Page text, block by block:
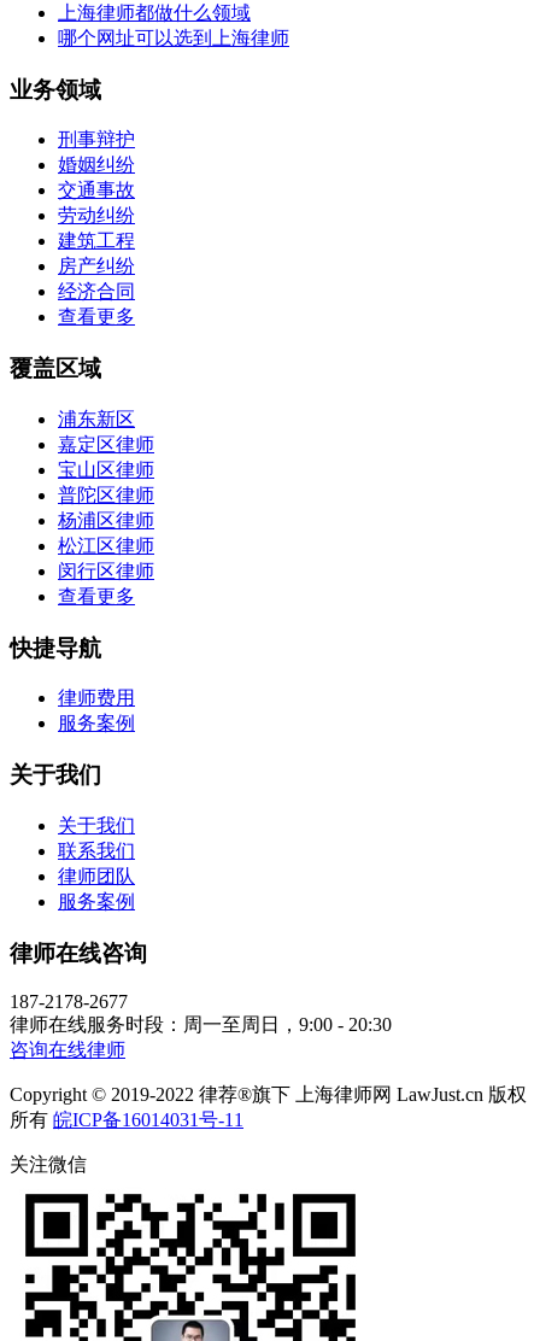
上海律师都做什么领域
哪个网址可以选到上海律师
业务领域
刑事辩护
婚姻纠纷
交通事故
劳动纠纷
建筑工程
房产纠纷
经济合同
查看更多
覆盖区域
浦东新区
嘉定区律师
宝山区律师
普陀区律师
杨浦区律师
松江区律师
闵行区律师
查看更多
快捷导航
律师费用
服务案例
关于我们
关于我们
联系我们
律师团队
服务案例
律师在线咨询
187-2178-2677
律师在线服务时段：周一至周日，9:00 - 20:30
咨询在线律师
Copyright © 2019-2022 律荐®旗下 上海律师网 LawJust.cn 版权
所有 皖ICP备16014031号-11
关注微信